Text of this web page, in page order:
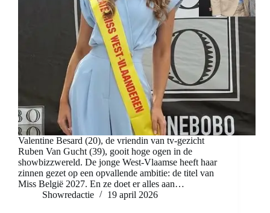
Valentine Besard (20), de vriendin van tv-gezicht
Ruben Van Gucht (39), gooit hoge ogen in de
showbizzwereld. De jonge West-Vlaamse heeft haar
zinnen gezet op een opvallende ambitie: de titel van
Miss België 2027. En ze doet er alles aan…
Showredactie
19 april 2026